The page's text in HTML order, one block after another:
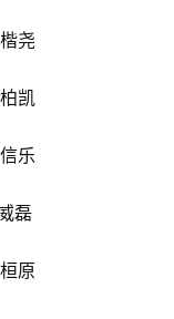
尧
凯
乐
磊
原